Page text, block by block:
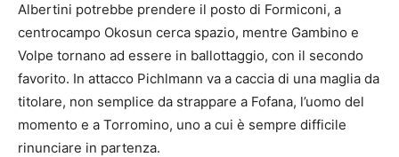
Albertini potrebbe prendere il posto di Formiconi, a
centrocampo Okosun cerca spazio, mentre Gambino e
Volpe tornano ad essere in ballottaggio, con il secondo
favorito. In attacco Pichlmann va a caccia di una maglia da
titolare, non semplice da strappare a Fofana, l’uomo del
momento e a Torromino, uno a cui è sempre difficile
rinunciare in partenza.